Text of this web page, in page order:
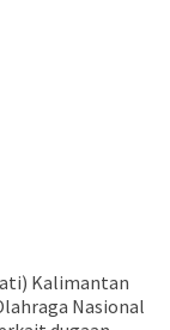
Kalimantan
Nasional